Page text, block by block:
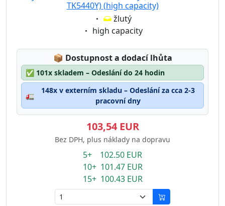
TK5440Y) (high capacity)
Eigenschaft:
žlutý
Eigenschaft:
high capacity
📦 Lagerstatus:
Dostupnost a dodací lhůta
✅ 101x skladem – Odeslání do 24 hodin
🚛
148x v externím skladu – Odeslání za cca 2-3
pracovní dny
103,54 EUR
Bez DPH, plus náklady na dopravu
5+ 102.50 EUR
10+ 101.47 EUR
15+ 100.43 EUR